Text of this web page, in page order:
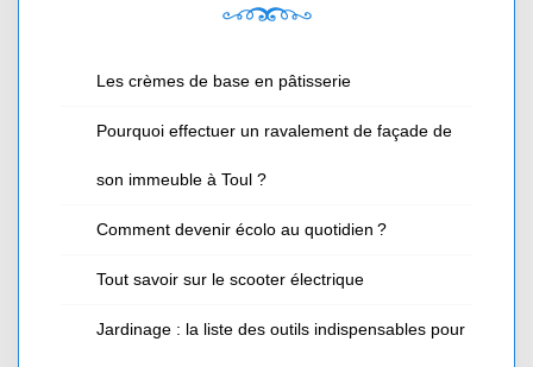
Les crèmes de base en pâtisserie
Pourquoi effectuer un ravalement de façade de
son immeuble à Toul ?
Comment devenir écolo au quotidien ?
Tout savoir sur le scooter électrique
Jardinage : la liste des outils indispensables pour